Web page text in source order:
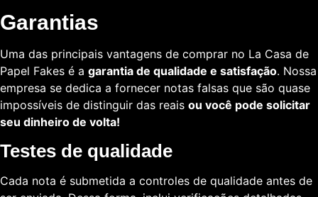
Garantias
Uma das principais vantagens de comprar no La Casa de
Papel Fakes é a garantia de qualidade e satisfação. Nossa
empresa se dedica a fornecer notas falsas que são quase
impossíveis de distinguir das reais ou você pode solicitar
seu dinheiro de volta!
Testes de qualidade
Cada nota é submetida a controles de qualidade antes de